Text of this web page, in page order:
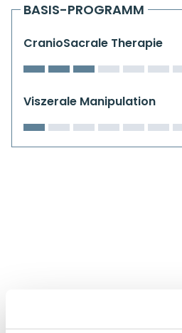
BASIS-PROGRAMM
CranioSacrale Therapie
Viszerale Manipulation
Kiefergelenkkurse
CranioSacrale Ausbildung
Human Reset Week